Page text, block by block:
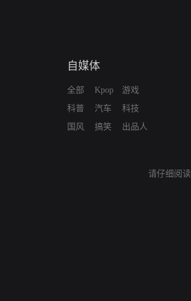
自媒体
全部
科普
国风
Kpop
汽车
搞笑
游戏
科技
出品人
请仔细阅读